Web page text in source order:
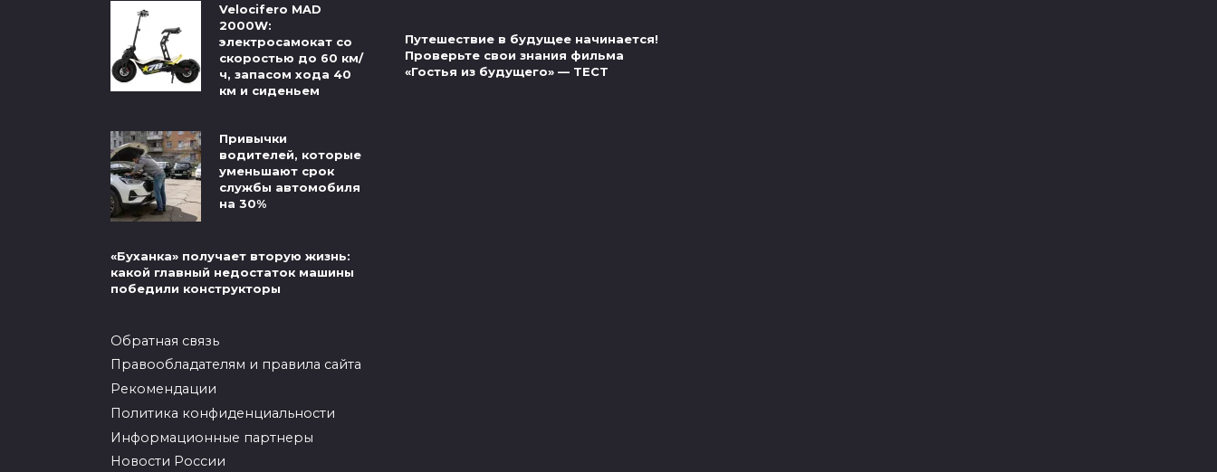
Velocifero MAD
2000W:
электросамокат со
скоростью до 60 км/
ч, запасом хода 40
км и сиденьем
Привычки
водителей, которые
уменьшают срок
службы автомобиля
на 30%
«Буханка» получает вторую жизнь:
какой главный недостаток машины
победили конструкторы
Обратная связь
Правообладателям и правила сайта
Рекомендации
Политика конфиденциальности
Информационные партнеры
Новости России
Путешествие в будущее начинается!
Проверьте свои знания фильма
«Гостья из будущего» — ТЕСТ